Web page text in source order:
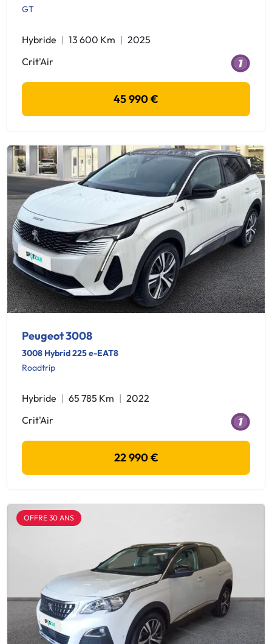
GT
Hybride 13 600 Km
2025
Crit'Air
45 990 €
Peugeot 3008
3008 Hybrid 225 e-EAT8
Roadtrip
Hybride 65 785 Km
2022
Crit'Air
22 990 €
OFFRE 30 ANS